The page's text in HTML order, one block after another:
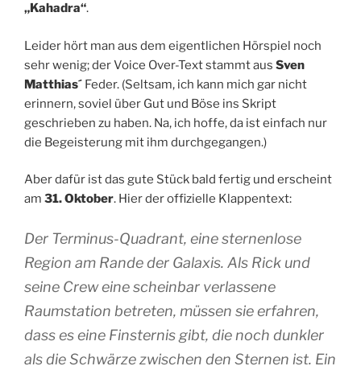
„Kahadra“.
Leider hört man aus dem eigentlichen Hörspiel noch
sehr wenig; der Voice Over-Text stammt aus Sven
Matthias´ Feder. (Seltsam, ich kann mich gar nicht
erinnern, soviel über Gut und Böse ins Skript
geschrieben zu haben. Na, ich hoffe, da ist einfach nur
die Begeisterung mit ihm durchgegangen.)
Aber dafür ist das gute Stück bald fertig und erscheint
am 31. Oktober. Hier der offizielle Klappentext:
Der Terminus-Quadrant, eine sternenlose
Region am Rande der Galaxis. Als Rick und
seine Crew eine scheinbar verlassene
Raumstation betreten, müssen sie erfahren,
dass es eine Finsternis gibt, die noch dunkler
als die Schwärze zwischen den Sternen ist. Ein